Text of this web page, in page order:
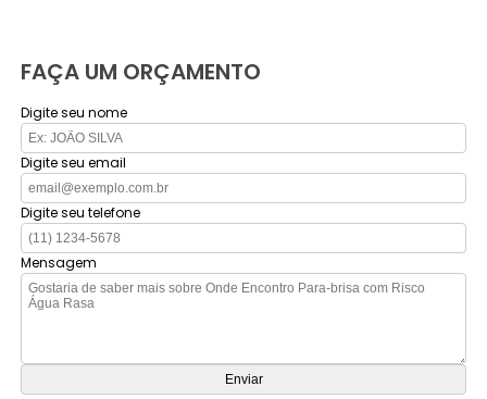
FAÇA UM ORÇAMENTO
Digite seu nome
Digite seu email
Digite seu telefone
Mensagem